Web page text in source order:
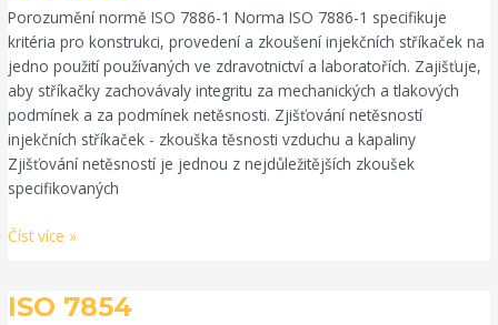
Porozumění normě ISO 7886-1 Norma ISO 7886-1 specifikuje
kritéria pro konstrukci, provedení a zkoušení injekčních stříkaček na
jedno použití používaných ve zdravotnictví a laboratořích. Zajišťuje,
aby stříkačky zachovávaly integritu za mechanických a tlakových
podmínek a za podmínek netěsnosti. Zjišťování netěsností
injekčních stříkaček - zkouška těsnosti vzduchu a kapaliny
Zjišťování netěsností je jednou z nejdůležitějších zkoušek
specifikovaných
1
Číst více »
ISO 7854
ISO